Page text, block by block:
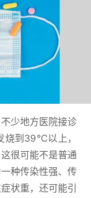
少地方医院接诊
烧到39℃以上，
很可能不是普通
种传染性强、传
状重，还可能引